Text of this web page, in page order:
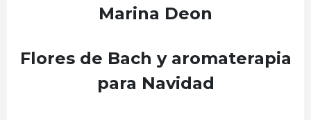
Marina Deon
Flores de Bach y aromaterapia
para Navidad